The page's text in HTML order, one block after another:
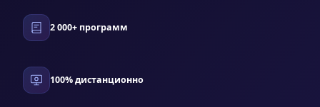
2 000+ программ
100% дистанционно